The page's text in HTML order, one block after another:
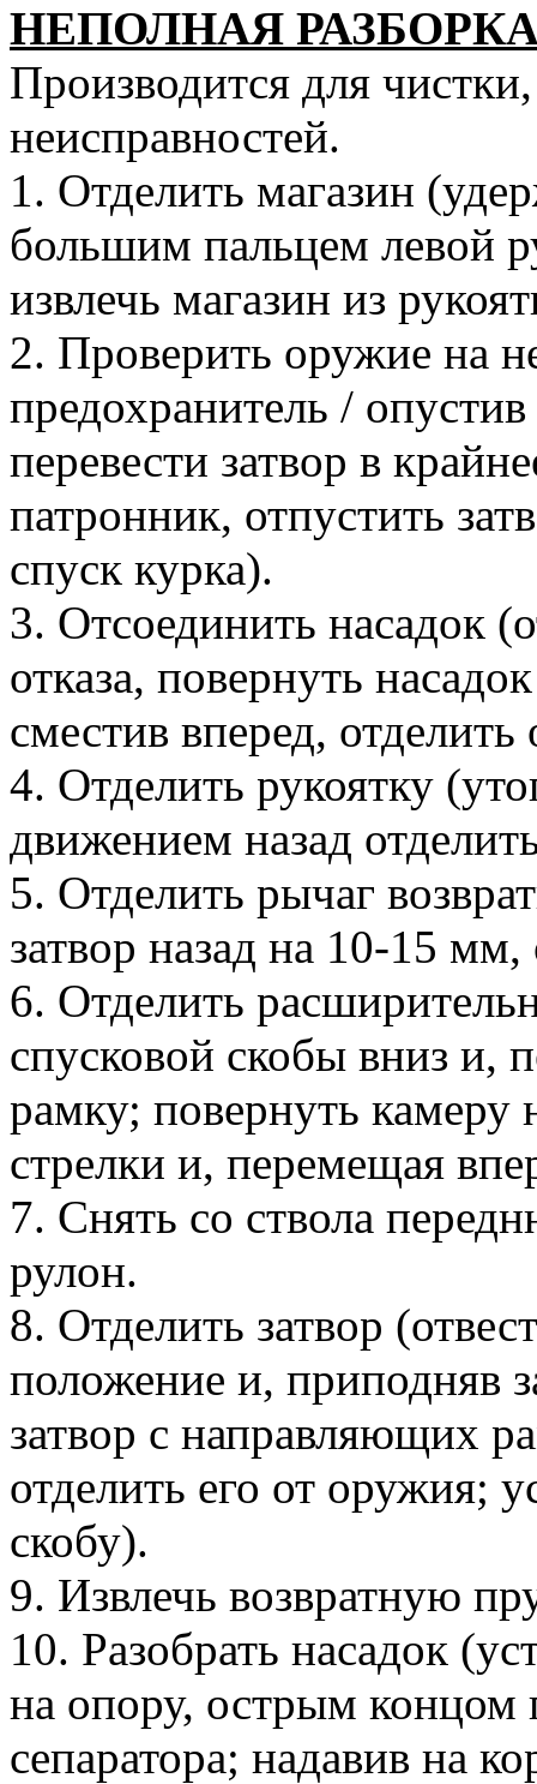
НЕПОЛНАЯ
Производится для
неисправностей.
1. Отделить магазин
большим пальцем левой
извлечь магазин из
2. Проверить оружие на
предохранитель /
перевести затвор в
патронник, отпустить
спуск курка).
3. Отсоединить насадок
отказа, повернуть
сместив вперед, отделить
4. Отделить рукоятку
движением назад
5. Отделить рычаг
затвор назад на 10-15
6. Отделить
спусковой скобы вниз и,
рамку; повернуть камеру
стрелки и, перемещая
7. Снять со ствола
рулон.
8. Отделить затвор
положение и, приподняв
затвор с направляющих
отделить его от оружия;
скобу).
9. Извлечь возвратную
10. Разобрать насадок
на опору, острым концом
сепаратора; надавив на